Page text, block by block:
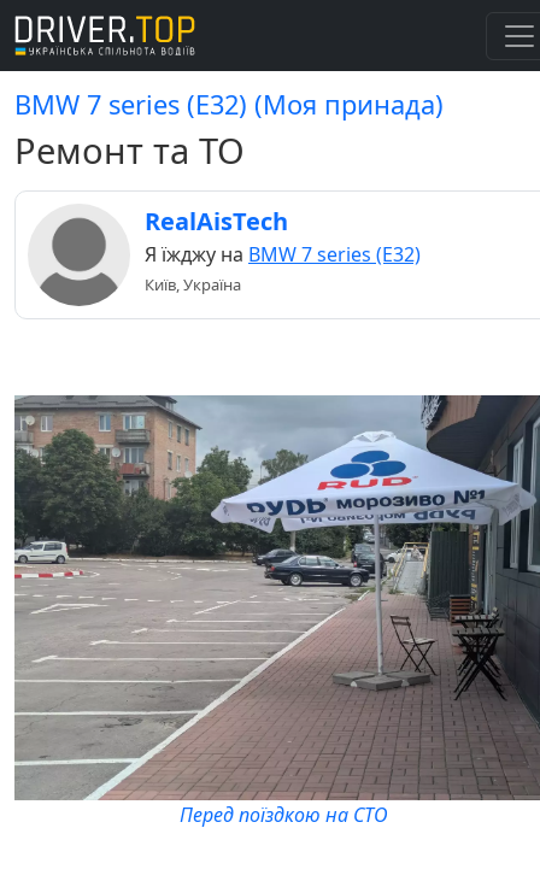
BMW 7 series (E32) (Моя принада)
Ремонт та ТО
RealAisTech
Я їжджу на BMW 7 series (E32)
Київ, Україна
Перед поїздкою на СТО